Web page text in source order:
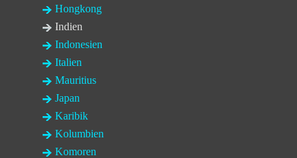
Hongkong
Indien
Indonesien
Italien
Mauritius
Japan
Karibik
Kolumbien
Komoren